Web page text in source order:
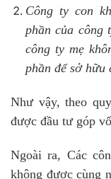
Công ty con
phần của công
công ty mẹ
phần để sở hữu
Như vậy, theo
được đầu tư góp
Ngoài ra, Các
không được cùng